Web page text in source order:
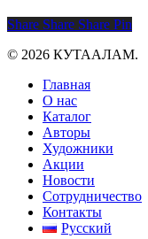
Share Share Share Pin
© 2026 КУТААЛАМ.
Close
Menu
Главная
О нас
Каталог
Авторы
Художники
Акции
Новости
Сотрудничество
Контакты
Русский